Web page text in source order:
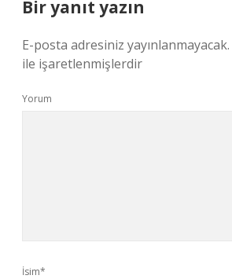
Bir yanıt yazın
E-posta adresiniz yayınlanmayacak.
ile işaretlenmişlerdir
Yorum
İsim*